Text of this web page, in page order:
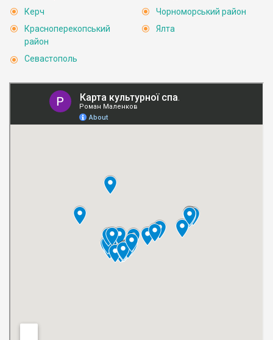
Керч
Красноперекопський
район
Севастополь
Чорноморський район
Ялта